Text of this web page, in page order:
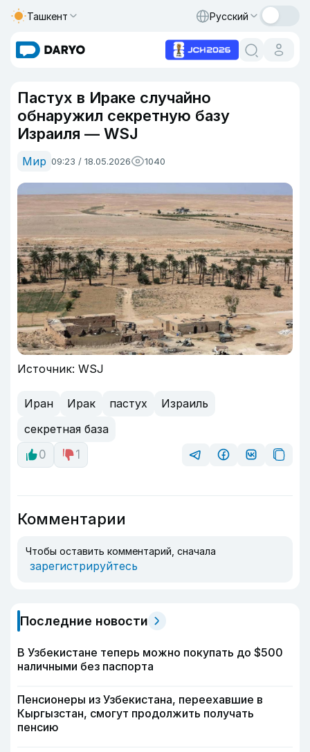
Ташкент Русский
Пастух в Ираке случайно
обнаружил секретную базу
Израиля — WSJ
Мир 09:23 / 18.05.2026 1040
Источник: WSJ
Иран Ирак пастух
Израиль
секретная база
0
1
Комментарии
Чтобы оставить комментарий, сначала
зарегистрируйтесь
Последние новости
В Узбекистане теперь можно покупать до $500
наличными без паспорта
Пенсионеры из Узбекистана, переехавшие в
Кыргызстан, смогут продолжить получать
пенсию